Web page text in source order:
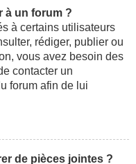
à un forum ?
à certains utilisateurs
rédiger, publier ou
vous avez besoin des
contacter un
forum afin de lui
de pièces jointes ?